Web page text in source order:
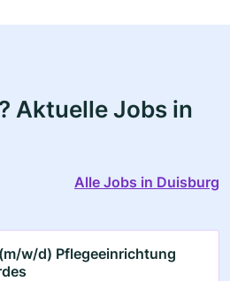
Aktuelle Jobs in
Alle Jobs in Duisburg
w/d) Pflegeeinrichtung